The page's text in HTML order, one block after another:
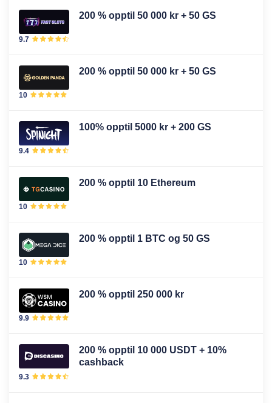
200 % opptil 50 000 kr + 50 GS
9.7
200 % opptil 50 000 kr + 50 GS
10
100% opptil 5000 kr + 200 GS
9.4
200 % opptil 10 Ethereum
10
200 % opptil 1 BTC og 50 GS
10
200 % opptil 250 000 kr
9.9
200 % opptil 10 000 USDT + 10%
cashback
9.3